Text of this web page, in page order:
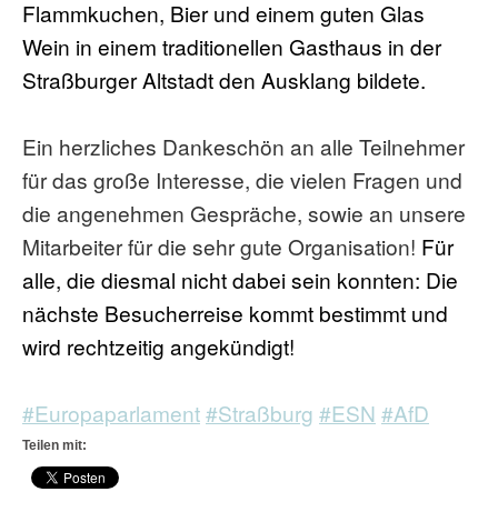
Flammkuchen, Bier und einem guten Glas
Wein in einem traditionellen Gasthaus in der
Straßburger Altstadt den Ausklang bildete.
Ein herzliches Dankeschön an alle Teilnehmer
für das große Interesse, die vielen Fragen und
die angenehmen Gespräche, sowie an unsere
Mitarbeiter für die sehr gute Organisation! Für
alle, die diesmal nicht dabei sein konnten: Die
nächste Besucherreise kommt bestimmt und
wird rechtzeitig angekündigt!
#Europaparlament#Straßburg #ESN #AfD
Teilen mit: